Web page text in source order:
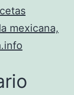
mexicana,